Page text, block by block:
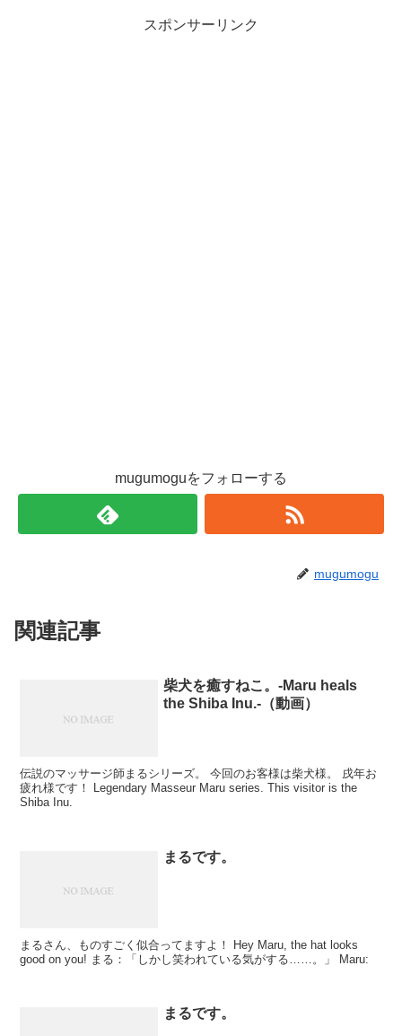
スポンサーリンク
mugumoguをフォローする
mugumogu
関連記事
柴犬を癒すねこ。-Maru heals
the Shiba Inu.-（動画）
伝説のマッサージ師まるシリーズ。 今回のお客様は柴犬様。 戌年お
疲れ様です！ Legendary Masseur Maru series. This visitor is the
Shiba Inu.
まるです。
まるさん、ものすごく似合ってますよ！ Hey Maru, the hat looks
good on you! まる：「しかし笑われている気がする……。」 Maru:
まるです。